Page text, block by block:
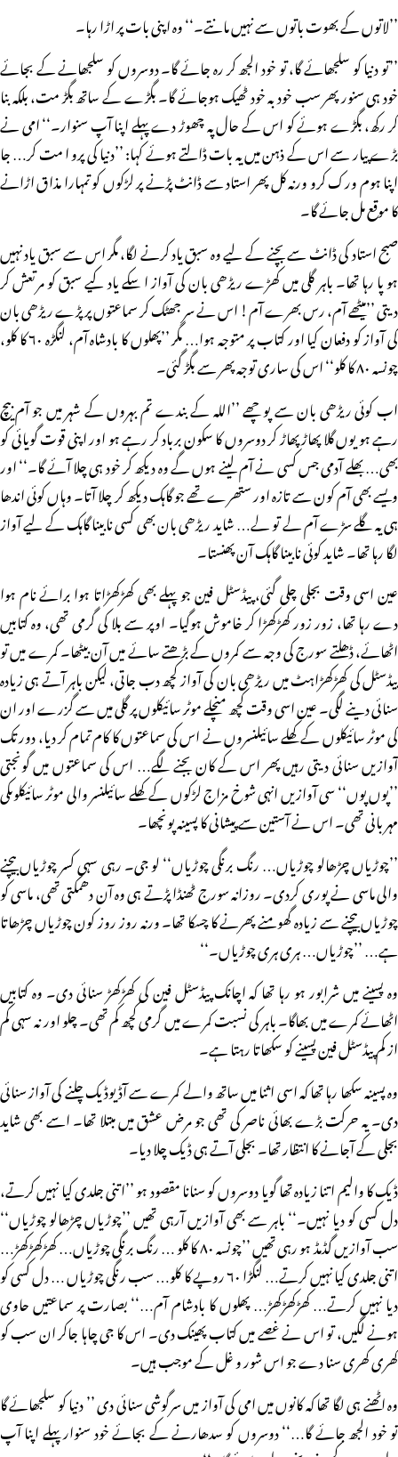
’’لاتوں کے بھوت باتوں سے نہیں مانتے۔‘‘ وہ اپنی بات پر اڑا رہا۔
’’تو دنیا کو سلجھائے گا، تو خود الجھ کر رہ جائے گا۔ دوسروں کو سلجھانے کے بجائے
خود ہی سنور پھر سب خود بہ خود ٹھیک ہوجائے گا۔ بگڑے کے ساتھ بگڑ مت، بلکہ بنا
کر رکھ، بگڑے ہوئے کو اس کے حال پہ چھوڑ دے پہلے اپنا آپ سنوار۔‘‘ امی نے
بڑے پیار سے اس کے ذہن میں یہ بات ڈالتے ہوئے کہا: ’’دنیا کی پرو ا مت کر… جا
اپنا ہوم ورک کرو ورنہ کل پھر استاد سے ڈانٹ پڑنے پر لڑکوں کو تمہارا مذاق اڑانے
کا موقع مل جائے گا۔
صبح استاد کی ڈانٹ سے بچنے کے لیے وہ سبق یاد کرنے لگا، مگر اس سے سبق یاد نہیں
ہو پا رہا تھا۔ باہر گلی میں کھڑے ریڑھی بان کی آواز ا سکے یاد کیے سبق کو مرتعش کر
دیتی ’’میٹھے آم، رس بھرے آم! اس نے سر جھٹک کر سماعتوں پر پڑے ریڑھی بان
کی آواز کو دفعان کیا اور کتاب پر متوجہ ہوا… مگر ’’پھلوں کا بادشاہ آم، لنگڑہ ۶۰ کا کلو،
چونسہ ۸۰ کا کلو‘‘ اس کی ساری توجہ پھر سے بگڑ گئی۔
اب کوئی ریڑھی بان سے پوچھے ’’اللہ کے بندے تم بہروں کے شہر میں جو آم بیچ
رہے ہو یوں گلا پھاڑ پھاڑ کر دوسروں کا سکون برباد کر رہے ہو اور اپنی قوت گویائی کو
بھی… بھلے آدمی جس کسی نے آم لینے ہوں گے وہ دیکھ کر خود ہی چلا آئے گا۔‘‘ اور
ویسے بھی آم کون سے تازہ اور ستھرے تھے جو گاہک دیکھ کر چلا آتا۔ وہاں کوئی اندھا
ہی یہ گلے سڑے آم لے تو لے… شاید ریڑھی بان بھی کسی نابینا گاہک کے لیے آواز
لگا رہا تھا۔ شاید کوئی نابینا گاہک آن پھنستا۔
عین اسی وقت بجلی چلی گئی، پیڈسٹل فین جو پہلے بھی کھڑکھڑاتا ہوا برائے نام ہوا
دے رہا تھا، زور زور کھڑکھڑا کر خاموش ہوگیا۔ اوپر سے بلا کی گرمی تھی، وہ کتابیں
اٹھائے، ڈھلتے سورج کی وجہ سے کمروں کے بڑھتے سائے میں آن بیٹھا۔ کمرے میں تو
پیڈسٹل کی کھڑکھڑاہٹ میں ریڑھی بان کی آواز کچھ دب جاتی، لیکن باہر آتے ہی زیادہ
سنائی دینے لگی۔ عین اسی وقت کچھ منچلے موٹر سائیکلوں پر گلی میں سے گزرے اور ان
کی موٹر سائیکلوں کے کھلے سائیلنسروں نے اس کی سماعتوں کا کام تمام کر دیا، دور تک
آوازیں سنائی دیتی رہیں پھر اس کے کان بجنے لگے… اس کی سماعتوں میں گونجتی
’’پوں پوں‘‘ سی آوازیں انہی شوخ مزاج لڑکوں کے کھلے سائیلنسر والی موٹر سائیکلوںکی
مہربانی تھی۔ اس نے آستین سے پیشانی کا پسینہ پونچھا۔
’’چوڑیاں چڑھالو چوڑیاں… رنگ برنگی چوڑیاں‘‘ لو جی۔ رہی سہی کسر چوڑیاں بیچنے
والی ماسی نے پوری کردی۔ روزانہ سورج ٹھنڈا پڑتے ہی وہ آن دھمکتی تھی، ماسی کو
چوڑیاں بیچنے سے زیادہ گھومنے پھرنے کا چسکا تھا۔ ورنہ روز روز کون چوڑیاں چڑھاتا
ہے… ’’چوڑیاں… ہری ہری چوڑیاں۔‘‘
وہ پسینے میں شرابور ہو رہا تھا کہ اچانک پیڈسٹل فین کی کھڑکھڑ سنائی دی۔ وہ کتابیں
اٹھائے کمرے میں بھاگا۔ باہر کی نسبت کمرے میں گرمی کچھ کم تھی۔ چلو اور نہ سہی کم
از کم پیڈسٹل فین پسینے کو سکھاتا رہتا ہے۔
وہ پسینہ سکھا رہا تھا کہ اسی اثنا میں ساتھ والے کمرے سے آڈیوڈیک چلنے کی آواز سنائی
دی۔ یہ حرکت بڑے بھائی ناصر کی تھی جو مرض عشق میں مبتلا تھا۔ اسے بھی شاید
بجلی کے آجانے کا انتظار تھا۔ بجلی آتے ہی ڈیک چلا دیا۔
ڈیک کا والیم اتنا زیادہ تھا گویا دوسروں کو سنانا مقصود ہو ’’اتنی جلدی کیا نہیں کرتے،
دل کسی کو دیا نہیں۔‘‘ باہر سے بھی آوازیں آرہی تھیں ’’چوڑیاں چڑھالو چوڑیاں‘‘
سب آوازیں گڈمڈ ہو رہی تھیں ’’چونسہ ۸۰ کا کلو … رنگ برنگی چوڑیاں… کھڑکھڑکھڑ…
اتنی جلدی کیا نہیں کرتے… لنگڑا ۶۰ روپے کا کلو… سب رنگی چوڑیاں … دل کسی کو
دیا نہیں کرتے… کھڑکھڑکھڑ… پھلوں کا بادشام آم…‘‘ بصارت پر سماعتیں حاوی
ہونے لگیں، تو اس نے غصے میں کتاب پھینک دی۔ اس کا جی چاہا جاکر ان سب کو
کھری کھری سنا دے جو اس شور و غل کے موجب ہیں۔
وہ اٹھنے ہی لگا تھا کہ کانوں میں امی کی آواز میں سرگوشی سنائی دی ’’ دنیا کو سلجھائے گا
تو خود الجھ جائے گا…‘‘ دوسروں کو سدھارنے کے بجائے خود سنوار پہلے اپنا آپ